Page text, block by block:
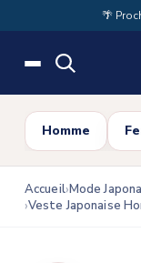
Skip to main content
🌴
Homme
Accueil Mode
Veste Japonaise